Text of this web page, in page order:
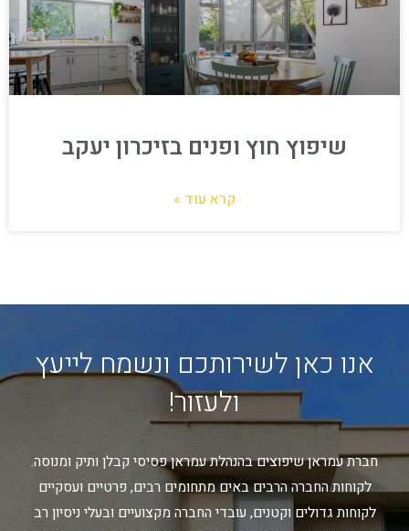
שיפוץ חוץ ופנים בזיכרון יעקב
קרא עוד »
אנו כאן לשירותכם ונשמח לייעץ
ולעזור!
חברת עמראן שיפוצים בהנהלת עמראן פסיסי קבלן ותיק ומנוסה.
לקוחות החברה הרבים באים מתחומים רבים, פרטיים ועסקיים
לקוחות גדולים וקטנים, עובדי החברה מקצועיים ובעלי ניסיון רב